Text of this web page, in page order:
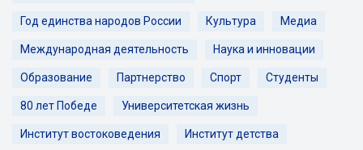
Год единства народов России Культура Медиа
Международная деятельность Наука и инновации
Образование Партнерство Спорт Студенты
80 лет Победе Университетская жизнь
Институт востоковедения Институт детства